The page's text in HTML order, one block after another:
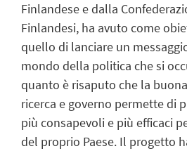
Finlandese e dalla
Finlandesi, ha avuto come
quello di lanciare un
mondo della politica che si
quanto è risaputo che la
ricerca e governo permette di
più consapevoli e più efficaci
del proprio Paese. Il progetto